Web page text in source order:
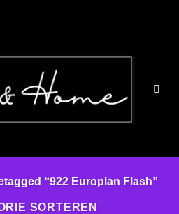
“922 Europlan Flash”
SORTEREN